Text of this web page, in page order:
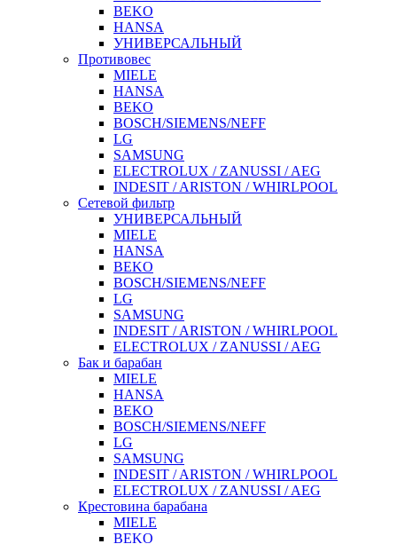
BEKO
HANSA
УНИВЕРСАЛЬНЫЙ
Противовес
MIELE
HANSA
BEKO
BOSCH/SIEMENS/NEFF
LG
SAMSUNG
ELECTROLUX / ZANUSSI / AEG
INDESIT / ARISTON / WHIRLPOOL
Сетевой фильтр
УНИВЕРСАЛЬНЫЙ
MIELE
HANSA
BEKO
BOSCH/SIEMENS/NEFF
LG
SAMSUNG
INDESIT / ARISTON / WHIRLPOOL
ELECTROLUX / ZANUSSI / AEG
Бак и барабан
MIELE
HANSA
BEKO
BOSCH/SIEMENS/NEFF
LG
SAMSUNG
INDESIT / ARISTON / WHIRLPOOL
ELECTROLUX / ZANUSSI / AEG
Крестовина барабана
MIELE
BEKO